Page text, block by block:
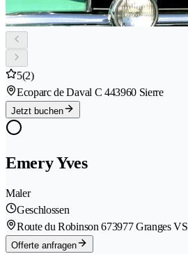
5(2)
Ecoparc de Daval C 443960 Sierre
Jetzt buchen
Emery Yves
Maler
Geschlossen
Route du Robinson 673977 Granges VS
Offerte anfragen